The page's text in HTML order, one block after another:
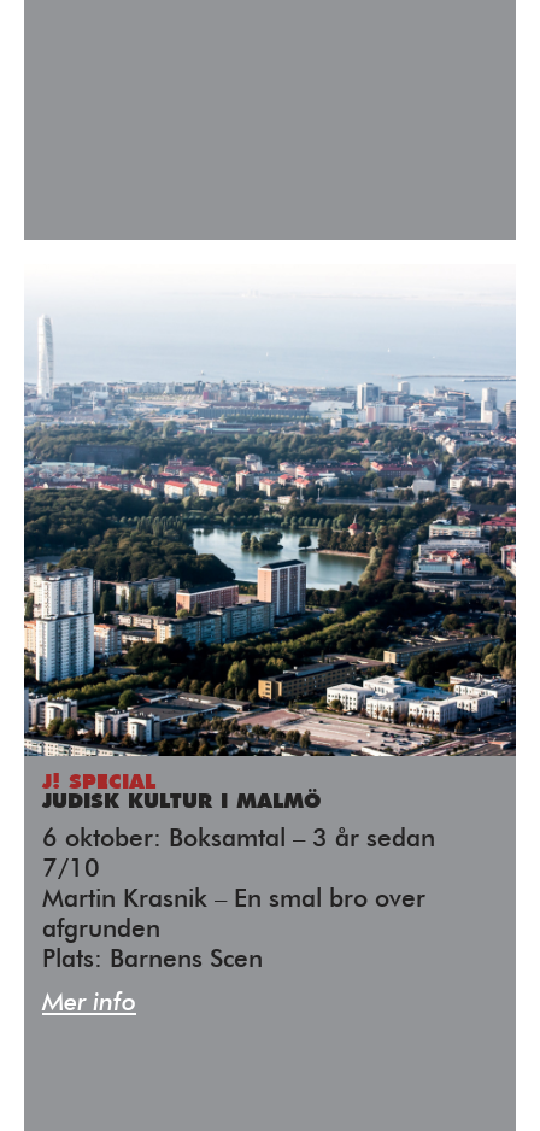
J! SPECIAL
JUDISK KULTUR I MALMÖ
6 oktober: Boksamtal – 3 år sedan
7/10
Martin Krasnik – En smal bro over
afgrunden
Plats: Barnens Scen
Mer info